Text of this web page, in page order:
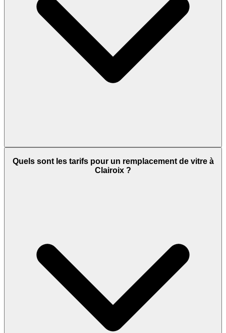
Quels sont les tarifs pour un remplacement de vitre à
Clairoix ?